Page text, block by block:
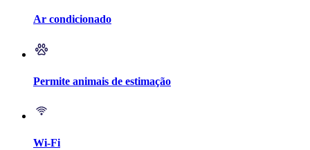
Ar condicionado
Permite animais de estimação
Wi-Fi